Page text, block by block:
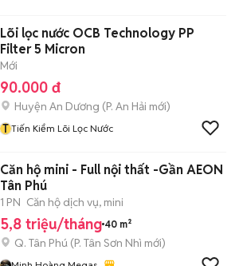
Lõi lọc nước OCB Technology PP
Filter 5 Micron
Mới
90.000 đ
Huyện An Dương (P. An Hải mới)
T Tiến Kiểm Lõi Lọc Nước
Căn hộ mini - Full nội thất -Gần AEON
Tân Phú
1 PN Căn hộ dịch vụ, mini
5,8 triệu/tháng 40 m²
Q. Tân Phú (P. Tân Sơn Nhì mới)